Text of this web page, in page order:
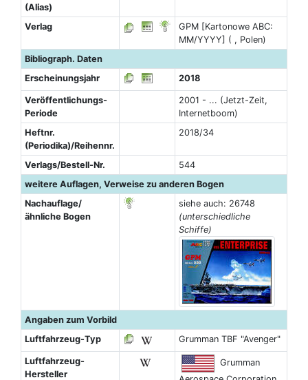
(Alias)
Verlag
GPM [Kartonowe ABC:
MM/YYYY] ( , Polen)
Bibliograph. Daten
Erscheinungsjahr
2018
Veröffentlichungs-
Periode
2001 - ... (Jetzt-Zeit,
Internetboom)
Heftnr.
(Periodika)/Reihennr.
2018/34
Verlags/Bestell-Nr.
544
weitere Auflagen, Verweise zu anderen Bogen
Nachauflage/
ähnliche Bogen
siehe auch: 26748
(unterschiedliche
Schiffe)
Angaben zum Vorbild
Luftfahrzeug-Typ
Grumman TBF "Avenger"
Luftfahrzeug-
Hersteller
Grumman